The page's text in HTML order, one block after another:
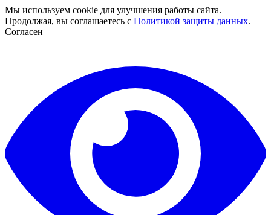
Мы используем cookie для улучшения работы сайта.
Продолжая, вы соглашаетесь с Политикой защиты данных.
Согласен